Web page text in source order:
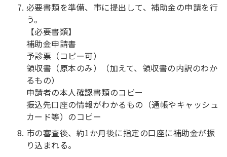
必要書類を準備、市に提出して、補助金の申請を行
う。
【必要書類】
補助金申請書
予診票（コピー可）
領収書（原本のみ）（加えて、領収書の内訳のわか
るもの）
申請者の本人確認書類のコピー
振込先口座の情報がわかるもの（通帳やキャッシュ
カード等）のコピー
市の審査後、約1か月後に指定の口座に補助金が振
り込まれる。